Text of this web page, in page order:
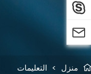
 منزل > التعليمات

